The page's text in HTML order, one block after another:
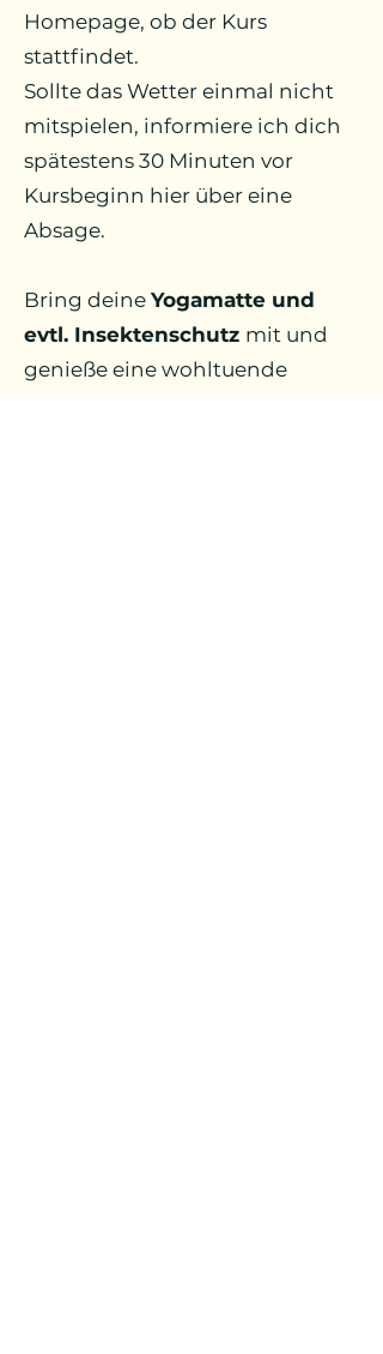
Homepage, ob der Kurs
stattfindet.
Sollte das Wetter einmal nicht
mitspielen, informiere ich dich
spätestens 30 Minuten vor
Kursbeginn hier über eine
Absage.
Bring deine Yogamatte und
evtl. Insektenschutz mit und
genieße eine wohltuende